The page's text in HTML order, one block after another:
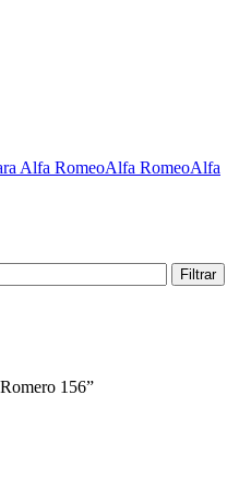
Alfa RomeoAlfa
Filtrar
156”